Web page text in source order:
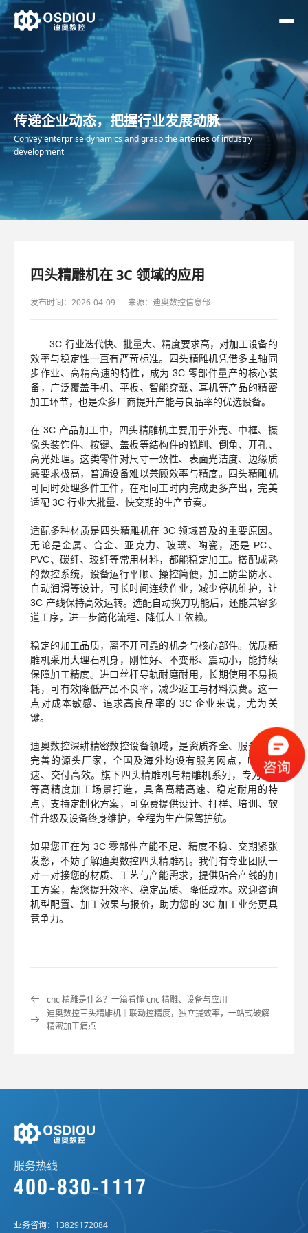
传递企业动态，把握行业发展动脉
Convey enterprise dynamics and grasp the arteries of industry
development
四头精雕机在 3C 领域的应用
发布时间：2026-04-09 来源：迪奥数控信息部
3C 行业迭代快、批量大、精度要求高，对加工设备的
效率与稳定性一直有严苛标准。四头精雕机凭借多主轴同
步作业、高精高速的特性，成为3C 零部件量产的核心装
备，广泛覆盖手机、平板、智能穿戴、耳机等产品的精密
加工环节，也是众多厂商提升产能与良品率的优选设备。
在 3C 产品加工中，四头精雕机主要用于外壳、中框、摄
像头装饰件、按键、盖板等结构件的铣削、倒角、开孔、
高光处理。这类零件对尺寸一致性、表面光洁度、边缘质
感要求极高，普通设备难以兼顾效率与精度。四头精雕机
可同时处理多件工件，在相同工时内完成更多产出，完美
适配3C行业大批量、快交期的生产节奏。
适配多种材质是四头精雕机在 3C领域普及的重要原因。
无论是金属、合金、亚克力、玻璃、陶瓷，还是 PC、
PVC、碳纤、玻纤等常用材料，都能稳定加工。搭配成熟
的数控系统，设备运行平顺、操控简便，加上防尘防水、
自动润滑等设计，可长时间连续作业，减少停机维护，让
3C 产线保持高效运转。选配自动换刀功能后，还能兼容多
道工序，进一步简化流程、降低人工依赖。
稳定的加工品质，离不开可靠的机身与核心部件。优质精
雕机采用大理石机身，刚性好、不变形、震动小，能持续
保障加工精度。进口丝杆导轨耐磨耐用，长期使用不易损
耗，可有效降低产品不良率，减少返工与材料浪费。这一
点对成本敏感、追求高良品率的 3C 企业来说，尤为关
键。
迪奥数控深耕精密数控设备领域，是资质齐全、服务网络
完善的源头厂家，全国及海外均设有服务网点，响应迅
速、交付高效。旗下四头精雕机与精雕机系列，专为 3C
等高精度加工场景打造，具备高精高速、稳定耐用的特
点，支持定制化方案，可免费提供设计、打样、培训、软
件升级及设备终身维护，全程为生产保驾护航。
如果您正在为 3C零部件产能不足、精度不稳、交期紧张
发愁，不妨了解迪奥数控四头精雕机。我们有专业团队一
对一对接您的材质、工艺与产能需求，提供贴合产线的加
工方案，帮您提升效率、稳定品质、降低成本。欢迎咨询
机型配置、加工效果与报价，助力您的 3C加工业务更具
竞争力。
cnc 精雕是什么？一篇看懂 cnc 精雕、设备与应用
迪奥数控三头精雕机｜联动控精度，独立提效率，一站式破解
精密加工痛点
服务热线
400-830-1117
业务咨询： 13829172084